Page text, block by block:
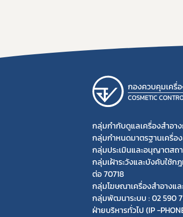
กองควบคุมเครื่
COSMETIC
กลุ่มกำกับดูแลเครื่องสำอา
กลุ่มกำหนดมาตรฐานเครื่อ
กลุ่มประเมินและอนุญาตสถ
กลุ่มเฝ้าระวังและบังคับใช้ก
ต่อ 70718
กลุ่มโฆษณาเครื่องสำอางแ
กลุ่มพัฒนาระบบ : 02 590
ฝ่ายบริหารทั่วไป (IP -